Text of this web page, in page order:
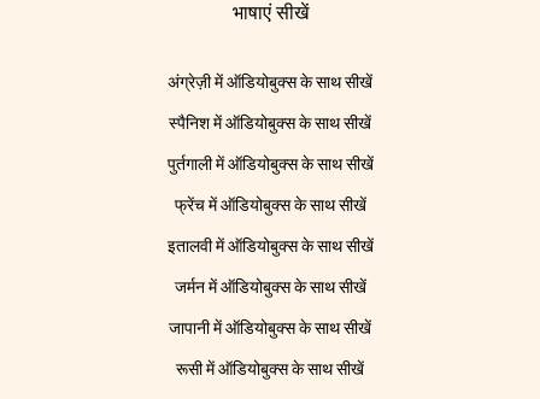
भाषाएं सीखें
अंग्रेज़ी में ऑडियोबुक्स के साथ सीखें
स्पैनिश में ऑडियोबुक्स के साथ सीखें
पुर्तगाली में ऑडियोबुक्स के साथ सीखें
फ्रेंच में ऑडियोबुक्स के साथ सीखें
इतालवी में ऑडियोबुक्स के साथ सीखें
जर्मन में ऑडियोबुक्स के साथ सीखें
जापानी में ऑडियोबुक्स के साथ सीखें
रूसी में ऑडियोबुक्स के साथ सीखें